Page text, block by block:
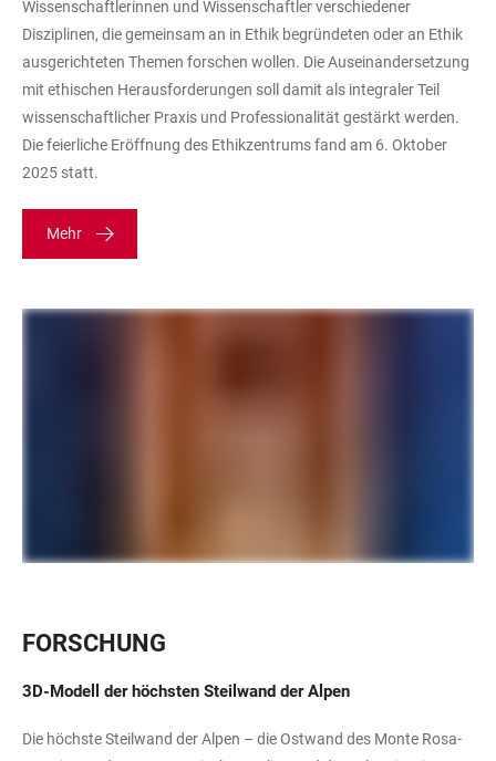
Wissenschaftlerinnen und Wissenschaftler verschiedener
Disziplinen, die gemeinsam an in Ethik begründeten oder an Ethik
ausgerichteten Themen forschen wollen. Die Auseinandersetzung
mit ethischen Herausforderungen soll damit als integraler Teil
wissenschaftlicher Praxis und Professionalität gestärkt werden.
Die feierliche Eröffnung des Ethikzentrums fand am 6. Oktober
2025 statt.
Mehr
FORSCHUNG
3D-Modell der höchsten Steilwand der Alpen
Die höchste Steilwand der Alpen – die Ostwand des Monte Rosa-